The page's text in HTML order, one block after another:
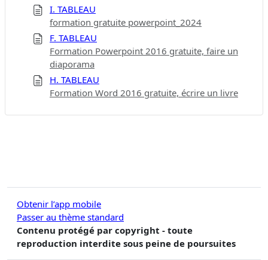
I. TABLEAU
formation gratuite powerpoint_2024
F. TABLEAU
Formation Powerpoint 2016 gratuite, faire un
diaporama
H. TABLEAU
Formation Word 2016 gratuite, écrire un livre
Obtenir l’app mobile
Passer au thème standard
Contenu protégé par copyright - toute
reproduction interdite sous peine de poursuites